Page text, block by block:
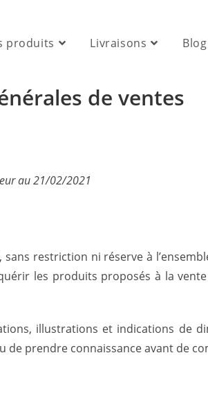
produits Livraisons Blog
de ventes
au21/02/2021
restriction ni réserve à
les produits proposés à la
illustrations et indications de
prendre connaissance avant de